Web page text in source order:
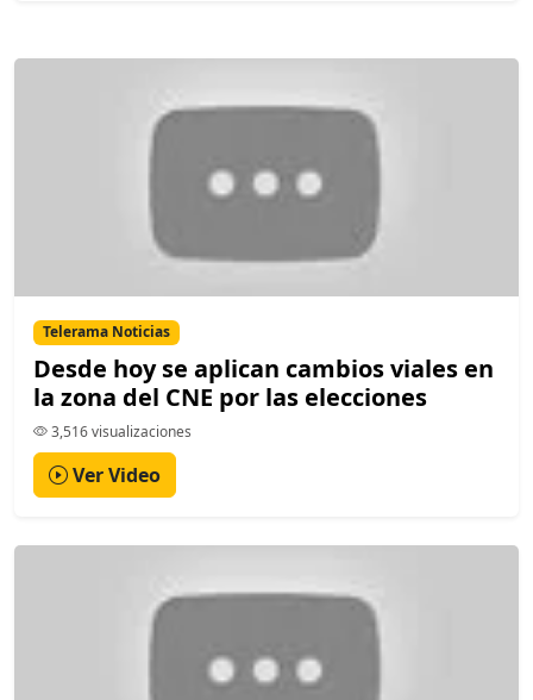
Telerama Noticias
Desde hoy se aplican cambios viales en
la zona del CNE por las elecciones
3,516 visualizaciones
Ver Video